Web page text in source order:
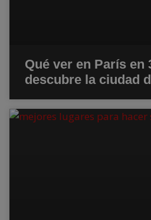
Qué ver en París en
descubre la ciudad